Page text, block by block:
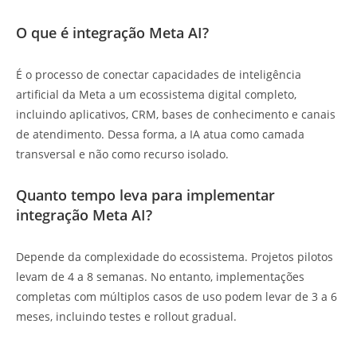
O que é integração Meta AI?
É o processo de conectar capacidades de inteligência
artificial da Meta a um ecossistema digital completo,
incluindo aplicativos, CRM, bases de conhecimento e canais
de atendimento. Dessa forma, a IA atua como camada
transversal e não como recurso isolado.
Quanto tempo leva para implementar
integração Meta AI?
Depende da complexidade do ecossistema. Projetos pilotos
levam de 4 a 8 semanas. No entanto, implementações
completas com múltiplos casos de uso podem levar de 3 a 6
meses, incluindo testes e rollout gradual.